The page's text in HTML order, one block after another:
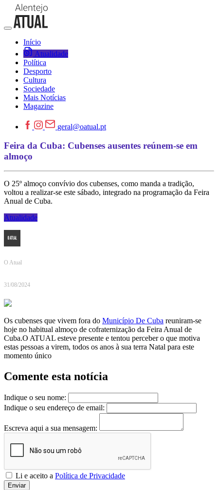
Início
Atualidade
Política
Desporto
Cultura
Sociedade
Mais Notícias
Magazine
geral@oatual.pt
Feira da Cuba: Cubenses ausentes reúnem-se em
almoço
O 25º almoço convívio dos cubenses, como manda a tradição,
voltou a realizar-se este sábado, integrado na programação da Feira
Anual de Cuba.
Atualidade
O Atual
31/08/2024
Os cubenses que vivem fora do Município De Cuba reuniram-se
hoje no habitual almoço de cofraternização da Feira Anual de
Cuba.O ATUAL esteve presente e tentou perceber o que motiva
estas pessoas a virem, todos os anos à sua terra Natal para este
momento único
Comente esta notícia
Indique o seu nome:
Indique o seu endereço de email:
Escreva aqui a sua mensagem:
Li e aceito a Política de Privacidade
Enviar